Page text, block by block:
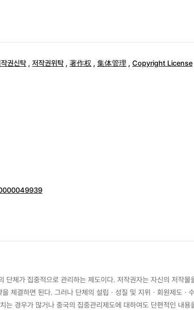
권신탁 , 저작권위탁 , 著作权 , 集体管理 , Copyright License
체가 집중적으로 관리하는 제도이다. 저작권자는 자신의 저작
체결하면 된다. 그러나 단체의 설립ㆍ성질 및 지위ㆍ회원제도
경우가 많거나 중국의 집중관리제도에 대하여도 단편적인 내